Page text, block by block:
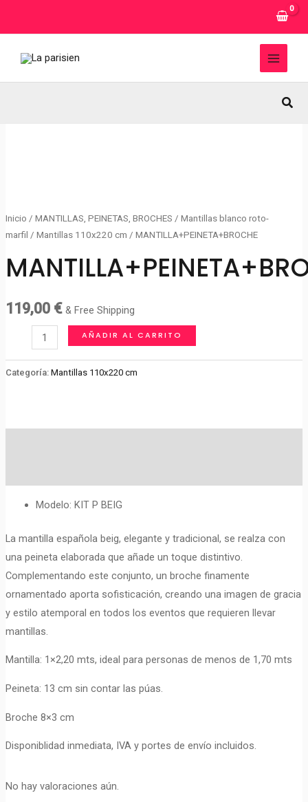
MAIN
Inicio / MANTILLAS, PEINETAS, BROCHES / Mantillas blanco roto-
marfil / Mantillas 110x220 cm / MANTILLA+PEINETA+BROCHE
119,00 € & Free Shipping
MANTILLA+PEINETA+BROCHE
cantidad
AÑADIR AL CARRITO
Categoría: Mantillas 110x220 cm
Modelo: KIT P BEIG
La mantilla española beig, elegante y tradicional, se realza con
una peineta elaborada que añade un toque distintivo.
Complementando este conjunto, un broche finamente
ornamentado aporta sofisticación, creando una imagen de gracia
y estilo atemporal en todos los eventos que requieren llevar
mantillas.
Mantilla: 1×2,20 mts, ideal para personas de menos de 1,70 mts
Peineta: 13 cm sin contar las púas.
Broche 8×3 cm
Disponiblidad inmediata, IVA y portes de envío incluidos.
No hay valoraciones aún.